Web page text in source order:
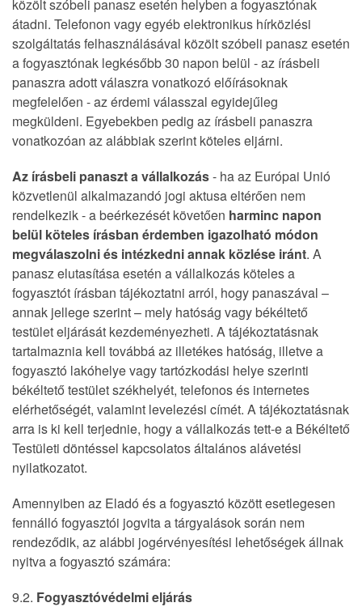
közölt szóbeli panasz esetén helyben a fogyasztónak
átadni. Telefonon vagy egyéb elektronikus hírközlési
szolgáltatás felhasználásával közölt szóbeli panasz esetén
a fogyasztónak legkésőbb 30 napon belül - az írásbeli
panaszra adott válaszra vonatkozó előírásoknak
megfelelően - az érdemi válasszal egyidejűleg
megküldeni. Egyebekben pedig az írásbeli panaszra
vonatkozóan az alábbiak szerint köteles eljárni.
Az írásbeli panaszt a vállalkozás- ha az Európai Unió
közvetlenül alkalmazandó jogi aktusa eltérően nem
rendelkezik - a beérkezését követően harminc napon
belül köteles írásban érdemben igazolható módon
megválaszolni és intézkedni annak közlése iránt. A
panasz elutasítása esetén a vállalkozás köteles a
fogyasztót írásban tájékoztatni arról, hogy panaszával –
annak jellege szerint – mely hatóság vagy békéltető
testület eljárását kezdeményezheti. A tájékoztatásnak
tartalmaznia kell továbbá az illetékes hatóság, illetve a
fogyasztó lakóhelye vagy tartózkodási helye szerinti
békéltető testület székhelyét, telefonos és internetes
elérhetőségét, valamint levelezési címét. A tájékoztatásnak
arra is ki kell terjednie, hogy a vállalkozás tett-e a Békéltető
Testületi döntéssel kapcsolatos általános alávetési
nyilatkozatot.
Amennyiben az Eladó és a fogyasztó között esetlegesen
fennálló fogyasztói jogvita a tárgyalások során nem
rendeződik, az alábbi jogérvényesítési lehetőségek állnak
nyitva a fogyasztó számára:
9.2. Fogyasztóvédelmi eljárás